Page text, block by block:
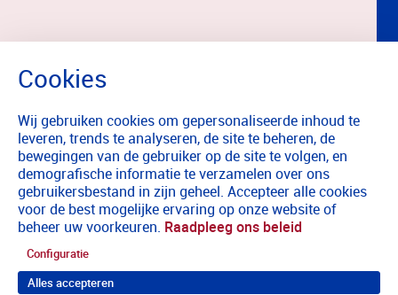
Wij gebruiken cookies om gepersonaliseerde inhoud te
leveren, trends te analyseren, de site te beheren, de
bewegingen van de gebruiker op de site te volgen, en
demografische informatie te verzamelen over ons
gebruikersbestand in zijn geheel. Accepteer alle cookies
voor de best mogelijke ervaring op onze website of
beheer uw voorkeuren. Raadpleeg ons beleid
Configuratie
Alles accepteren